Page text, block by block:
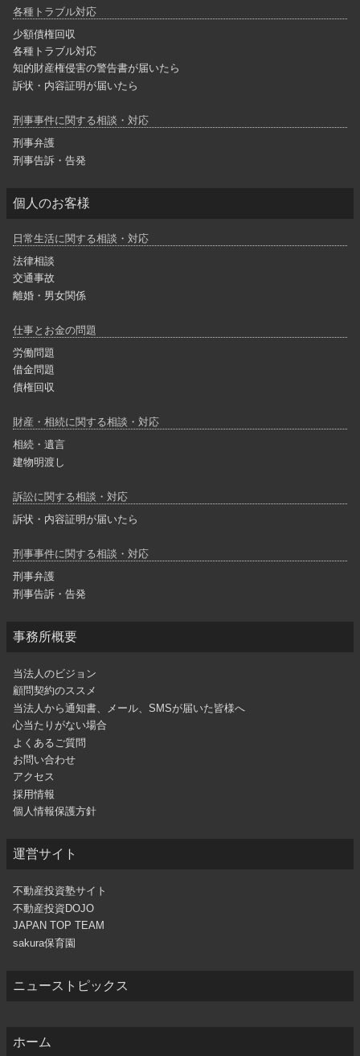
各種トラブル対応
少額債権回収
各種トラブル対応
知的財産権侵害の警告書が届いたら
訴状・内容証明が届いたら
刑事事件に関する相談・対応
刑事弁護
刑事告訴・告発
個人のお客様
日常生活に関する相談・対応
法律相談
交通事故
離婚・男女関係
仕事とお金の問題
労働問題
借金問題
債権回収
財産・相続に関する相談・対応
相続・遺言
建物明渡し
訴訟に関する相談・対応
訴状・内容証明が届いたら
刑事事件に関する相談・対応
刑事弁護
刑事告訴・告発
事務所概要
当法人のビジョン
顧問契約のススメ
当法人から通知書、メール、SMSが届いた皆様へ
心当たりがない場合
よくあるご質問
お問い合わせ
アクセス
採用情報
個人情報保護方針
運営サイト
不動産投資塾サイト
不動産投資DOJO
JAPAN TOP TEAM
sakura保育園
ニューストピックス
ホーム